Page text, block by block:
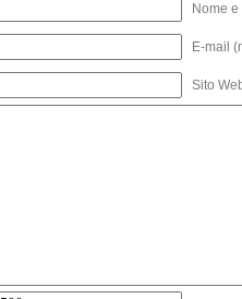
Nome
E-mail
Sito